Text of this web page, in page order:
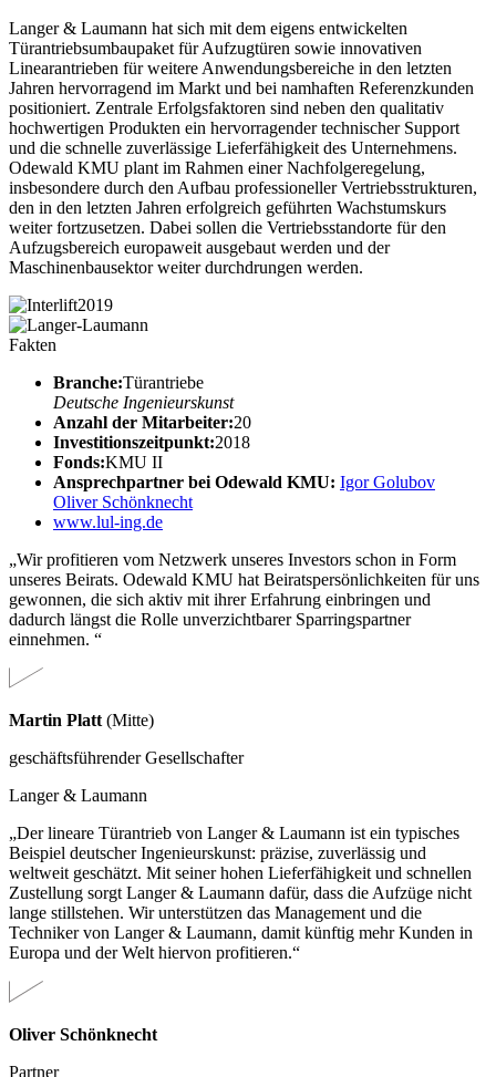
Langer & Laumann hat sich mit dem eigens entwickelten
Türantriebsumbaupaket für Aufzugtüren sowie innovativen
Linearantrieben für weitere Anwendungsbereiche in den letzten
Jahren hervorragend im Markt und bei namhaften Referenzkunden
positioniert. Zentrale Erfolgsfaktoren sind neben den qualitativ
hochwertigen Produkten ein hervorragender technischer Support
und die schnelle zuverlässige Lieferfähigkeit des Unternehmens.
Odewald KMU plant im Rahmen einer Nachfolgeregelung,
insbesondere durch den Aufbau professioneller Vertriebsstrukturen,
den in den letzten Jahren erfolgreich geführten Wachstumskurs
weiter fortzusetzen. Dabei sollen die Vertriebsstandorte für den
Aufzugsbereich europaweit ausgebaut werden und der
Maschinenbausektor weiter durchdrungen werden.
Fakten
Branche:Türantriebe
Deutsche Ingenieurskunst
Anzahl der Mitarbeiter:20
Investitionszeitpunkt:2018
Fonds:KMU II
Ansprechpartner bei Odewald KMU: Igor Golubov
Oliver Schönknecht
www.lul-ing.de
„Wir profitieren vom Netzwerk unseres Investors schon in Form
unseres Beirats. Odewald KMU hat Beiratspersönlichkeiten für uns
gewonnen, die sich aktiv mit ihrer Erfahrung einbringen und
dadurch längst die Rolle unverzichtbarer Sparringspartner
einnehmen. “
Martin Platt (Mitte)
geschäftsführender Gesellschafter
Langer & Laumann
„Der lineare Türantrieb von Langer & Laumann ist ein typisches
Beispiel deutscher Ingenieurskunst: präzise, zuverlässig und
weltweit geschätzt. Mit seiner hohen Lieferfähigkeit und schnellen
Zustellung sorgt Langer & Laumann dafür, dass die Aufzüge nicht
lange stillstehen. Wir unterstützen das Management und die
Techniker von Langer & Laumann, damit künftig mehr Kunden in
Europa und der Welt hiervon profitieren.“
Oliver Schönknecht
Partner